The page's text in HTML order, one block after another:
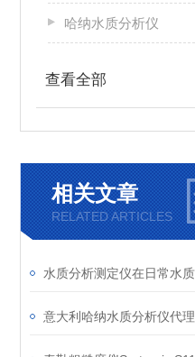
哈纳水质分析仪
查看全部
相关文章
RELATED ARTICLES
意大利哈纳水质分析仪代理